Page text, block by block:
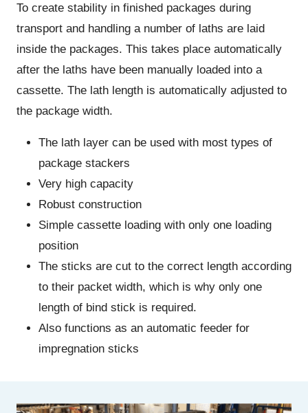
To create stability in finished packages during
transport and handling a number of laths are laid
inside the packages. This takes place automatically
after the laths have been manually loaded into a
cassette. The lath length is automatically adjusted to
the package width.
The lath layer can be used with most types of
package stackers
Very high capacity
Robust construction
Simple cassette loading with only one loading
position
The sticks are cut to the correct length according
to their packet width, which is why only one
length of bind stick is required.
Also functions as an automatic feeder for
impregnation sticks